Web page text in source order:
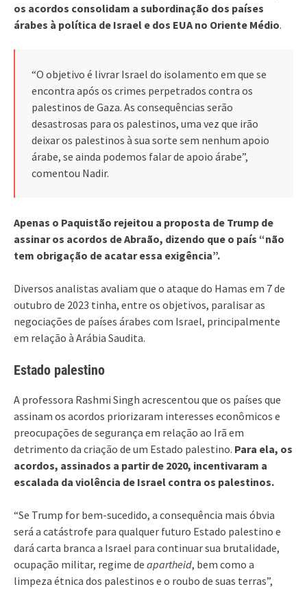
os acordos consolidam a subordinação dos países
árabes à política de Israel e dos EUA no Oriente Médio.
“O objetivo é livrar Israel do isolamento em que se
encontra após os crimes perpetrados contra os
palestinos de Gaza. As consequências serão
desastrosas para os palestinos, uma vez que irão
deixar os palestinos à sua sorte sem nenhum apoio
árabe, se ainda podemos falar de apoio árabe”,
comentou Nadir.
Apenas o Paquistão rejeitou a proposta de Trump de
assinar os acordos de Abraão, dizendo que o país “não
tem obrigação de acatar essa exigência”.
Diversos analistas avaliam que o ataque do Hamas em 7 de
outubro de 2023 tinha, entre os objetivos, paralisar as
negociações de países árabes com Israel, principalmente
em relação à Arábia Saudita.
Estado palestino
A professora Rashmi Singh acrescentou que os países que
assinam os acordos priorizaram interesses econômicos e
preocupações de segurança em relação ao Irã em
detrimento da criação de um Estado palestino. Para ela, os
acordos, assinados a partir de 2020, incentivaram a
escalada da violência de Israel contra os palestinos.
“Se Trump for bem-sucedido, a consequência mais óbvia
será a catástrofe para qualquer futuro Estado palestino e
dará carta branca a Israel para continuar sua brutalidade,
ocupação militar, regime de apartheid, bem como a
limpeza étnica dos palestinos e o roubo de suas terras”,